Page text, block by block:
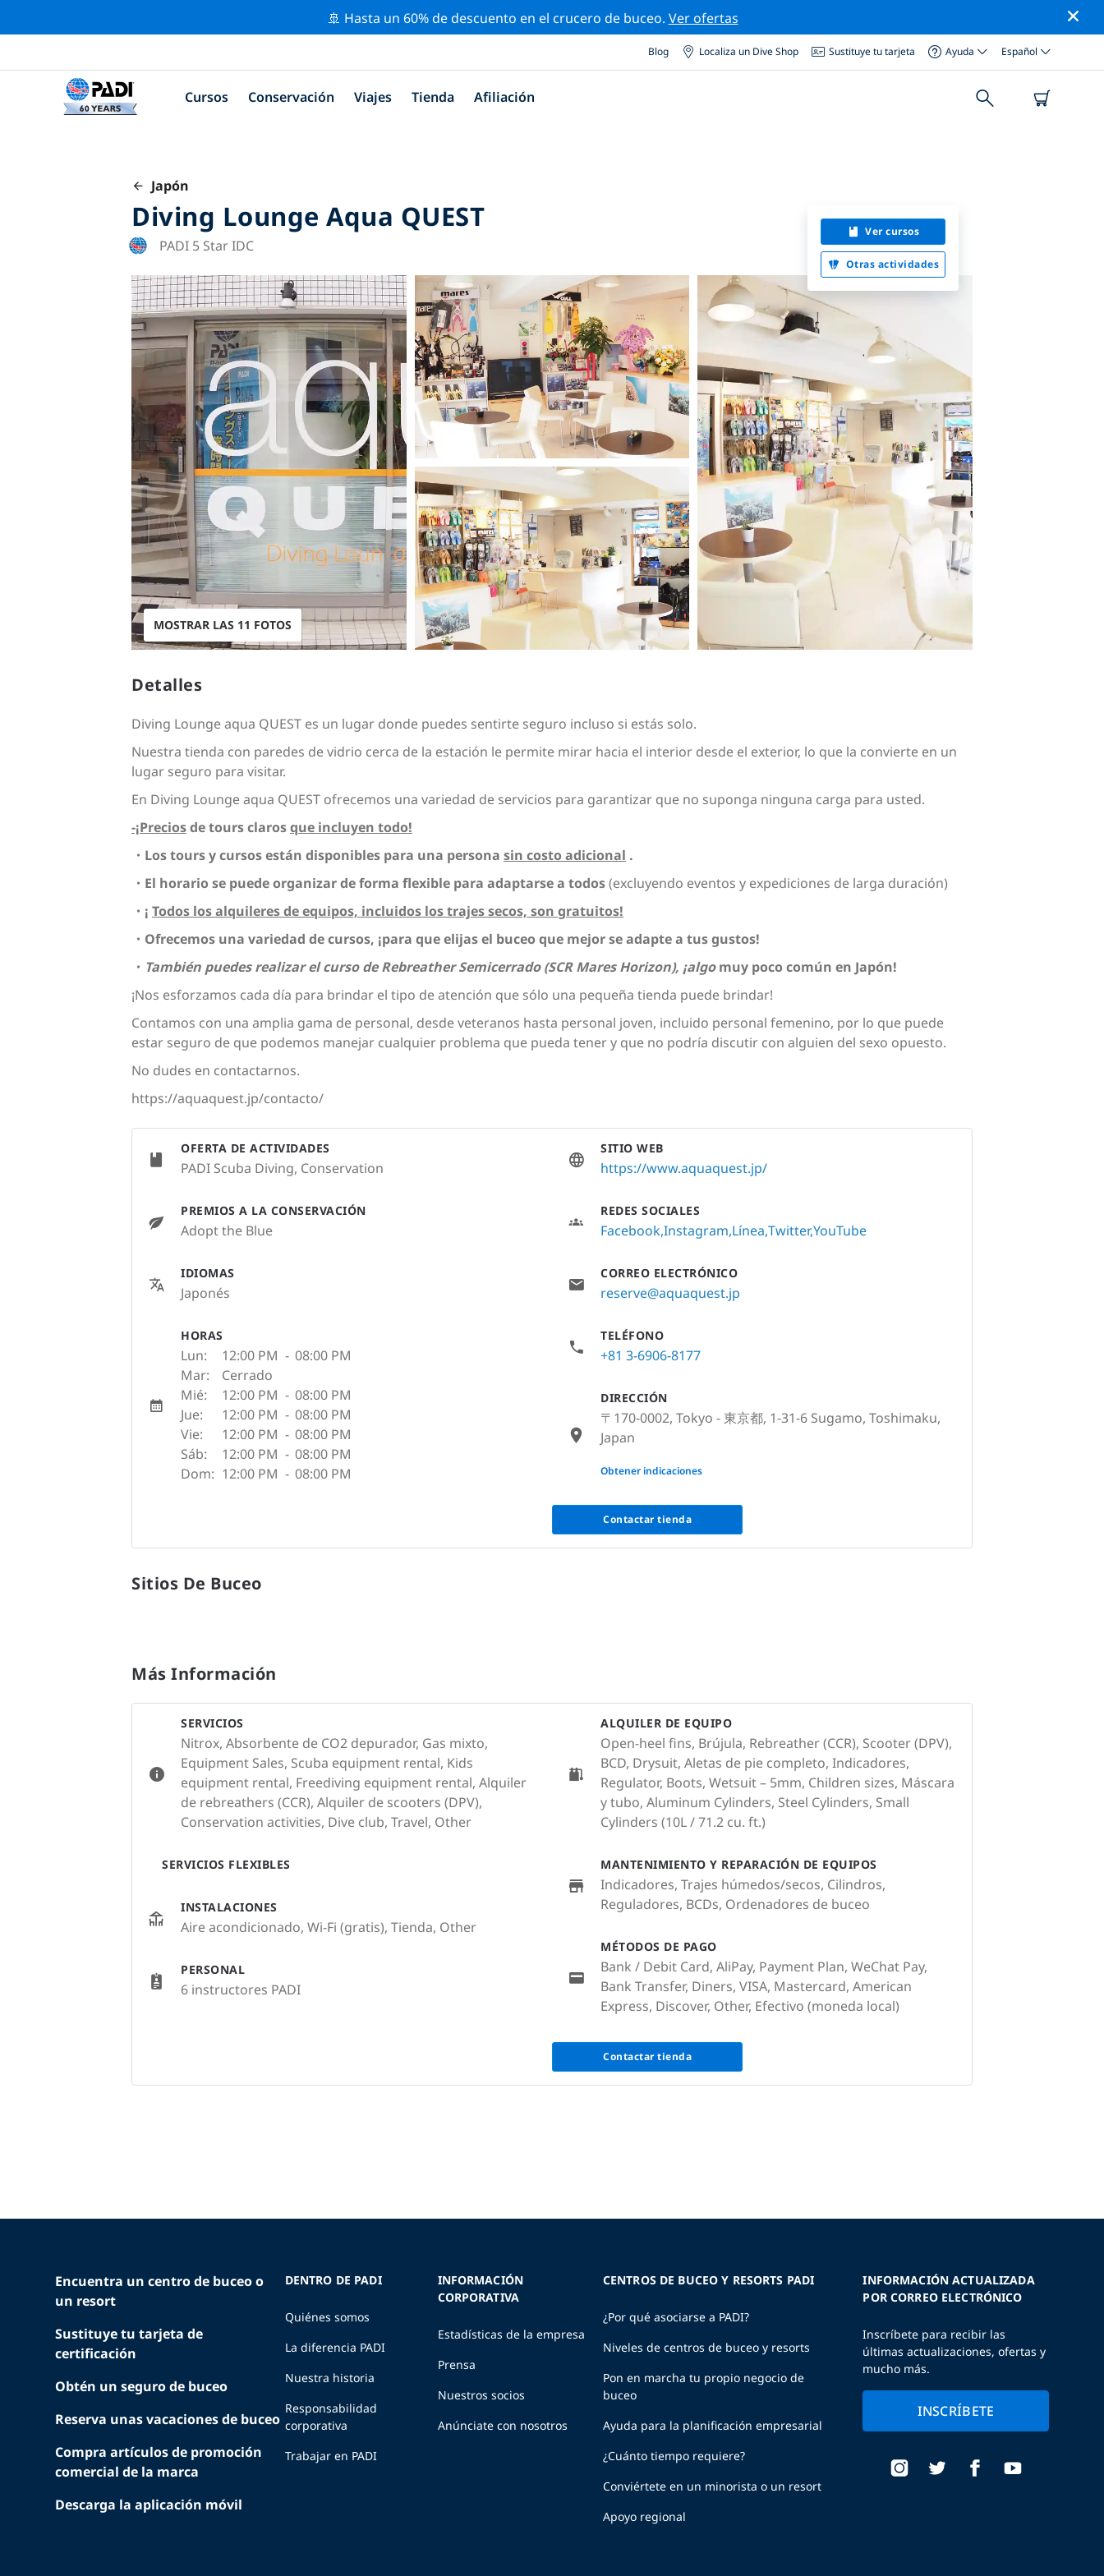
🚢 Hasta un 60% de descuento en el crucero de buceo. Ver ofertas
Blog Localiza un Dive Shop Sustituye tu tarjeta Ayuda Español
Cursos Conservación Viajes Tienda Afiliación
Japón
Diving Lounge Aqua QUEST
PADI 5 Star IDC
Ver cursos
Otras actividades
MOSTRAR LAS 11 FOTOS
Detalles
Diving Lounge aqua QUEST es un lugar donde puedes sentirte seguro incluso si estás solo.
Nuestra tienda con paredes de vidrio cerca de la estación le permite mirar hacia el interior desde el exterior, lo que la convierte en un
lugar seguro para visitar.
En Diving Lounge aqua QUEST ofrecemos una variedad de servicios para garantizar que no suponga ninguna carga para usted.
-¡Preciosde tours clarosque incluyen todo!
・Los tours y cursos están disponibles para una persona sin costo adicional .
・El horario se puede organizar de forma flexible para adaptarse a todos(excluyendo eventos y expediciones de larga duración)
・¡ Todos los alquileres de equipos, incluidos los trajes secos, son gratuitos!
・Ofrecemos una variedad de cursos, ¡para que elijas el buceo que mejor se adapte a tus gustos!
・ También puedes realizar el curso de Rebreather Semicerrado (SCR Mares Horizon), ¡algomuy poco común en Japón!
¡Nos esforzamos cada día para brindar el tipo de atención que sólo una pequeña tienda puede brindar!
Contamos con una amplia gama de personal, desde veteranos hasta personal joven, incluido personal femenino, por lo que puede
estar seguro de que podemos manejar cualquier problema que pueda tener y que no podría discutir con alguien del sexo opuesto.
No dudes en contactarnos.
https://aquaquest.jp/contacto/
OFERTA DE ACTIVIDADES
PADI Scuba Diving, Conservation
PREMIOS A LA CONSERVACIÓN
Adopt the Blue
IDIOMAS
Japonés
HORAS
Lun: 12:00 PM - 08:00 PM
Mar:
Cerrado
Mié:
12:00 PM - 08:00 PM
Jue:
12:00 PM - 08:00 PM
Vie:
12:00 PM - 08:00 PM
Sáb:
12:00 PM - 08:00 PM
Dom: 12:00 PM - 08:00 PM
SITIO WEB
https://www.aquaquest.jp/
REDES SOCIALES
FacebookInstagram Línea TwitterYouTube
CORREO ELECTRÓNICO
reserve@aquaquest.jp
TELÉFONO
+81 3-6906-8177
DIRECCIÓN
〒170-0002, Tokyo - 東京都, 1-31-6 Sugamo, Toshimaku,
Japan
None
Obtener indicaciones
Contactar tienda
Sitios De Buceo
Más Información
SERVICIOS
Nitrox, Absorbente de CO2 depurador, Gas mixto,
Equipment Sales, Scuba equipment rental, Kids
equipment rental, Freediving equipment rental, Alquiler
de rebreathers (CCR), Alquiler de scooters (DPV),
Conservation activities, Dive club, Travel, Other
SERVICIOS FLEXIBLES
INSTALACIONES
Aire acondicionado, Wi-Fi (gratis), Tienda, Other
PERSONAL
6 instructores PADI
ALQUILER DE EQUIPO
Open-heel fins, Brújula, Rebreather (CCR), Scooter (DPV),
BCD, Drysuit, Aletas de pie completo, Indicadores,
Regulator, Boots, Wetsuit – 5mm, Children sizes, Máscara
y tubo, Aluminum Cylinders, Steel Cylinders, Small
Cylinders (10L / 71.2 cu. ft.)
MANTENIMIENTO Y REPARACIÓN DE EQUIPOS
Indicadores, Trajes húmedos/secos, Cilindros,
Reguladores, BCDs, Ordenadores de buceo
MÉTODOS DE PAGO
Bank / Debit Card, AliPay, Payment Plan, WeChat Pay,
Bank Transfer, Diners, VISA, Mastercard, American
Express, Discover, Other, Efectivo (moneda local)
Contactar tienda
Encuentra un centro de buceo o
un resort
Sustituye tu tarjeta de
certificación
Obtén un seguro de buceo
Reserva unas vacaciones de buceo
Compra artículos de promoción
comercial de la marca
Descarga la aplicación móvil
DENTRO DE PADI
Quiénes somos
La diferencia PADI
Nuestra historia
Responsabilidad
corporativa
Trabajar en PADI
INFORMACIÓN
CORPORATIVA
Estadísticas de la empresa
Prensa
Nuestros socios
Anúnciate con nosotros
CENTROS DE BUCEO Y RESORTS PADI
¿Por qué asociarse a PADI?
Niveles de centros de buceo y resorts
Pon en marcha tu propio negocio de
buceo
Ayuda para la planificación empresarial
¿Cuánto tiempo requiere?
Conviértete en un minorista o un resort
Apoyo regional
INFORMACIÓN ACTUALIZADA
POR CORREO ELECTRÓNICO
Inscríbete para recibir las
últimas actualizaciones, ofertas y
mucho más.
INSCRÍBETE